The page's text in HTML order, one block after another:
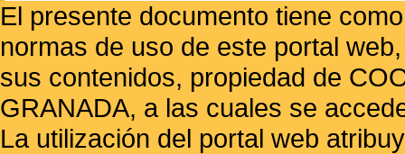
El presente documento tiene
normas de uso de este portal
sus contenidos, propiedad de
GRANADA, a las cuales se
La utilización del portal web